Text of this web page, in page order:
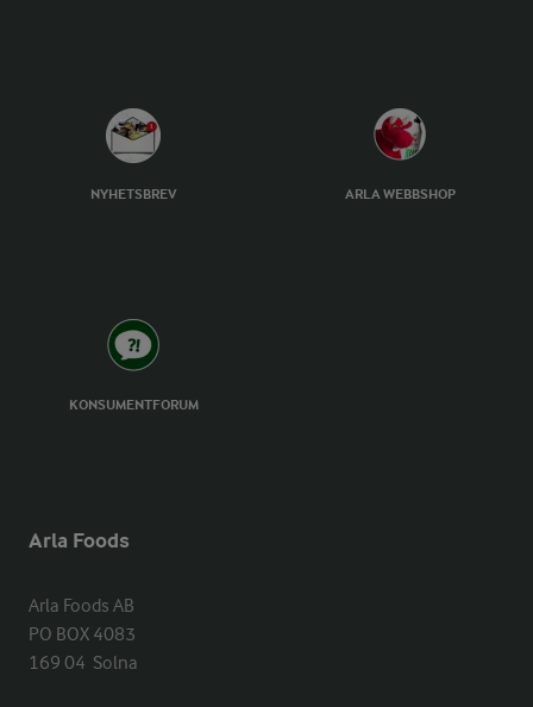
NYHETSBREV ARLA WEBBSHOP
KONSUMENTFORUM
Arla Foods
Arla Foods AB
PO BOX 4083
169 04  Solna